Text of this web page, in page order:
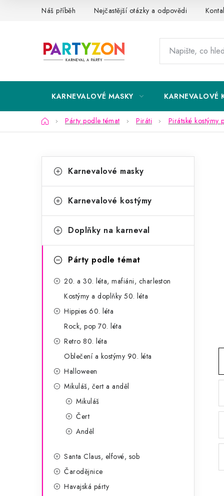
Náš příběh Nejčastější otázky a odpovědi
KARNEVALOVÉ MASKY KARNEVALOVÉ
DomůPárty podle témat Piráti Pirátské kostýmy
o
t
r
kategorie
a
e
o
Karnevalové masky
Karnevalové kostýmy
Doplňky na karneval
Párty podle témat
20. a 30. léta, mafiáni, charleston
Kostýmy a doplňky 50. léta
Hippies 60. léta
Rock, pop 70. léta
Retro 80. léta
Oblečení a kostýmy 90. léta
Halloween
Mikuláš, čert a anděl
Mikuláš
Čert
Anděl
Santa Claus, elfové, sob
Čarodějnice
Havajská párty